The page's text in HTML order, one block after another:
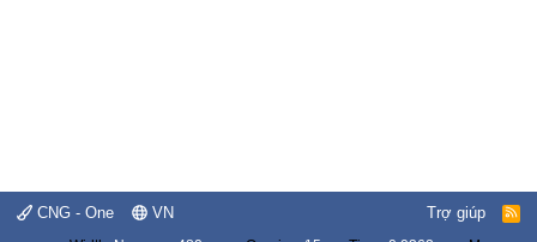
CNG - One VN Trợ giúp
R